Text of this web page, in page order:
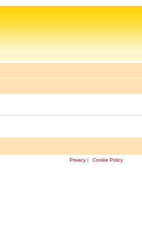
Privacy | Cookie Policy